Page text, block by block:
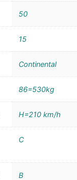
50
15
Continental
86=530kg
H=210 km/h
C
B